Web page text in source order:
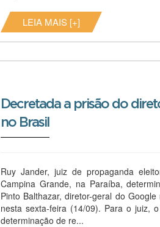
LEIA MAIS [+]
Decretada a prisão do
no Brasil
Ruy Jander, juiz de propaganda
Campina Grande, na Paraíba,
Pinto Balthazar, diretor-geral do
nesta sexta-feira (14/09). Para o juiz,
determinação de re...